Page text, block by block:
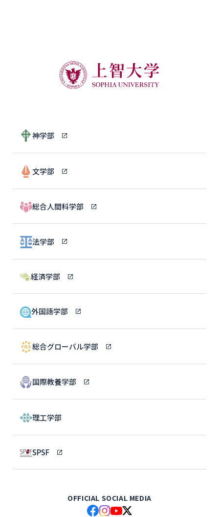
神学部
文学部
総合人間科学部
法学部
経済学部
外国語学部
総合グローバル学部
国際教養学部
理工学部
SPSF
OFFICIAL SOCIAL MEDIA